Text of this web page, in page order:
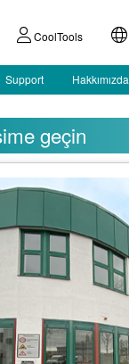
CoolTools
Support Hakkımızda
geçin